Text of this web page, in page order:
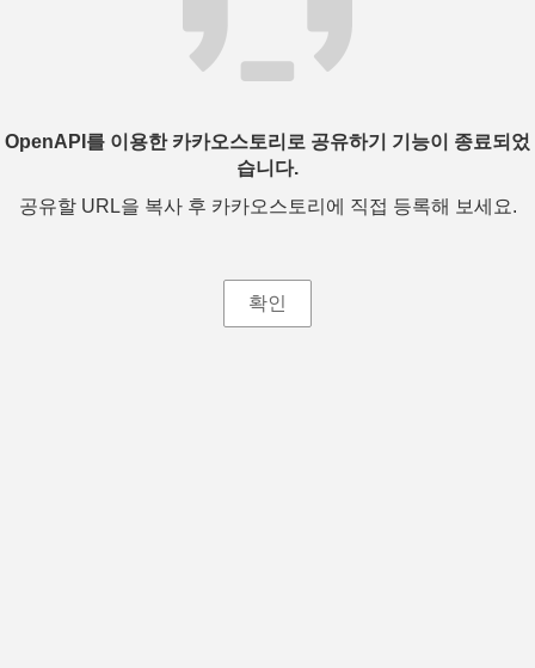
OpenAPI를 이용한 카카오스토리로 공유하기 기능이 종료되었
습니다.
공유할 URL을 복사 후 카카오스토리에 직접 등록해 보세요.
확인